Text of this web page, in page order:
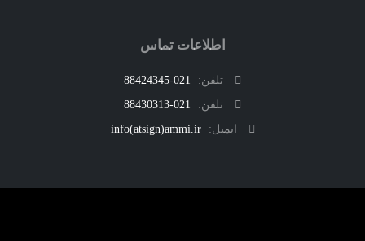
اطلاعات تماس
تلفن:
021-88424345
تلفن:
021-88430313
ایمیل: info(atsign)ammi.ir